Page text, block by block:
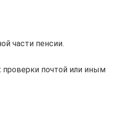
части пенсии.
почтой или иным